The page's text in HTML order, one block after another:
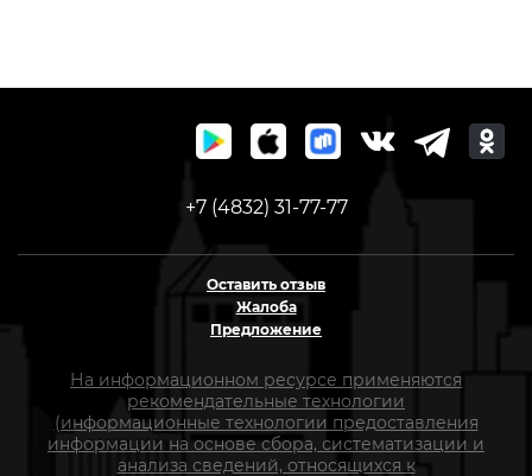
+7 (4832) 31-77-77
Оставить отзыв
Жалоба
Предложение
На информационном ресурсе применяются
рекомендательные технологии
(информационные технологии предоставления
информации на основе сбора, систематизации и
анализа сведений, относящихся к